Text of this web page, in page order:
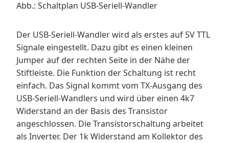
Abb.: Schaltplan USB-Seriell-Wandler
Der USB-Seriell-Wandler wird als erstes auf 5V TTL
Signale eingestellt. Dazu gibt es einen kleinen
Jumper auf der rechten Seite in der Nähe der
Stiftleiste. Die Funktion der Schaltung ist recht
einfach. Das Signal kommt vom TX-Ausgang des
USB-Seriell-Wandlers und wird über einen 4k7
Widerstand an der Basis des Transistor
angeschlossen. Die Transistorschaltung arbeitet
als Inverter. Der 1k Widerstand am Kollektor des